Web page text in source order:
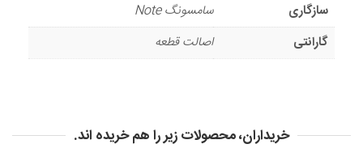
سازگاری
سامسونگ Note
گارانتی
اصالت قطعه
خریداران، محصولات زیر را هم خریده اند.